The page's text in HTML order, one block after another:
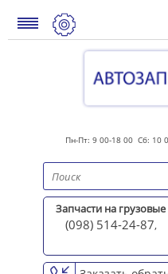
Пн-Пт: 9 00-18 00 Сб: 10
Запчасти на грузовые
(098) 514-24-87,